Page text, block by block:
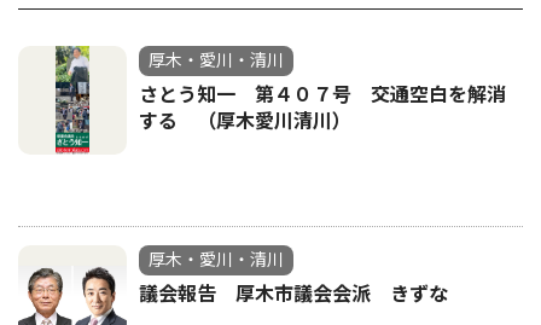
厚木・愛川・清川
さとう知一 第４０７号 交通空白を解消
する （厚木愛川清川）
厚木・愛川・清川
議会報告 厚木市議会会派 きずな